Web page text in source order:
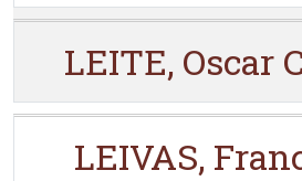
LEITE, Oscar
LEIVAS,